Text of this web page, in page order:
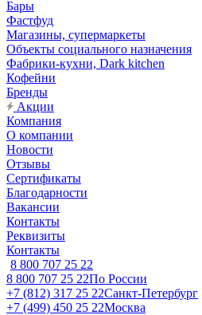
Бары
Фастфуд
Магазины, супермаркеты
Объекты социального назначения
Фабрики-кухни, Dark kitchen
Кофейни
Бренды
Акции
Компания
О компании
Новости
Отзывы
Сертификаты
Благодарности
Вакансии
Контакты
Реквизиты
Контакты
8 800 707 25 22
8 800 707 25 22По России
+7 (812) 317 25 22Санкт-Петербург
+7 (499) 450 25 22Москва